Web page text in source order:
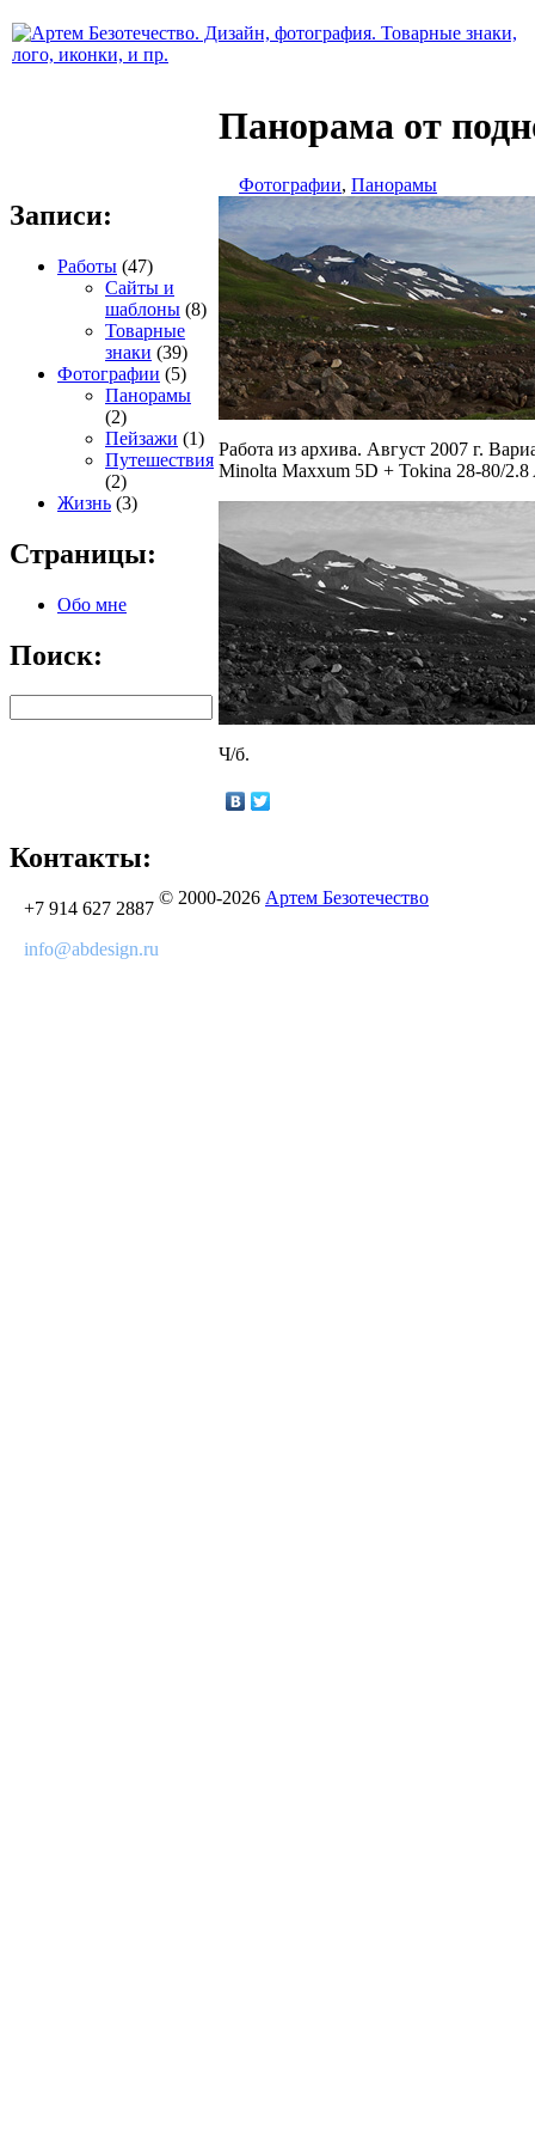
Записи:
Работы (47)
Сайты и
шаблоны (8)
Товарные
знаки (39)
Фотографии (5)
Панорамы
(2)
Пейзажи (1)
Путешествия
(2)
Жизнь (3)
Страницы:
Обо мне
Поиск:
Панорама от
Фотографии, Панорамы
Работа из архива. Август 2007 г.
Minolta Maxxum 5D + Tokina 28-80/2.8
Ч/б.
Контакты:
+7 914 627 2887
info@abdesign.ru
© 2000-2026 Артем Безотечество